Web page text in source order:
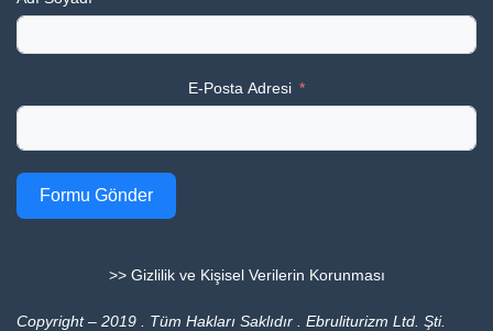
E-Posta Adresi
Formu Gönder
>> Gizlilik ve Kişisel Verilerin Korunması
Copyright – 2019 . Tüm Hakları Saklıdır . Ebruliturizm Ltd. Şti.